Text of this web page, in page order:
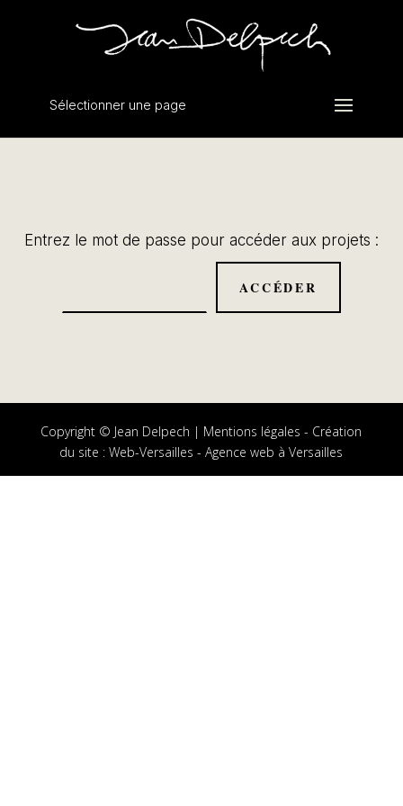
Sélectionner une page
Entrez le mot de passe pour accéder aux projets :
Copyright © Jean Delpech | Mentions légales - Création
du site :Web-Versailles - Agence web à Versailles